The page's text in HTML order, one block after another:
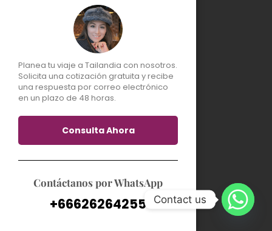
Excursiones desde Bangkok
Excursiones desde Chiang Mai
Excursiones desde Phuket
Excursiones desde Krabi
Contáctanos
+66-6262-64255
Detalles completos de contacto
Nosotros
Planea tu viaje a Tailandia con nosotros.
Solicita una cotización gratuita y recibe
una respuesta por correo electrónico
en un plazo de 48 horas.
Consulta Ahora
Contáctanos por WhatsApp
+66626264255 Contact us